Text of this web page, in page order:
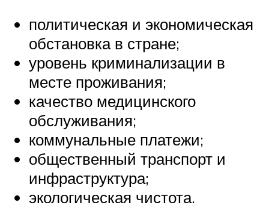
политическая и экономическая
обстановка в стране;
уровень криминализации в
месте проживания;
качество медицинского
обслуживания;
коммунальные платежи;
общественный транспорт и
инфраструктура;
экологическая чистота.